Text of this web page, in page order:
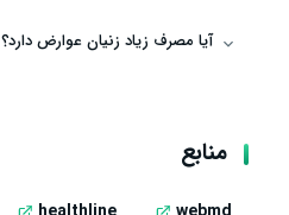
آیا مصرف زیاد زنیان عوارض دارد؟
منابع